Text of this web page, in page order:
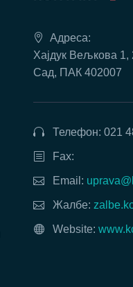
Адреса:
Хајдук Вељкова 1,
Сад, ПАК 402007
Телефон: 021
Fax:
Email:
Жалбе:
Website: